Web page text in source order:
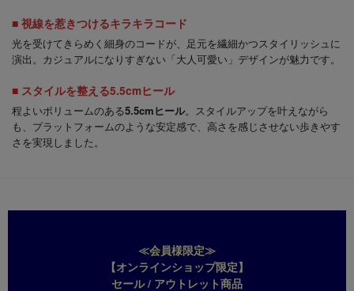
■ 視線を惹きつけるキラキラコード
光を受けてきらめく細身のコードが、足元を繊細かつスタイリッシュに
演出。カジュアルになりすぎない「大人可愛い」デザインが魅力です。
■ スタイルを整える5.5cmヒール
程よいボリュームのある5.5cmヒール。スタイルアップを叶えながら
も、プラットフォームのような安定感で、高さを感じさせない歩きやす
さを実現しました。
≪会員様限定≫
【オンラインショップ限定】
セール / アウトレット商品